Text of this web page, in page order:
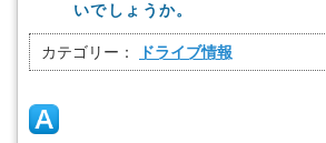
いでしょうか。
カテゴリー： ドライブ情報